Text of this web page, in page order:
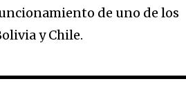
de uno de los
y Chile.